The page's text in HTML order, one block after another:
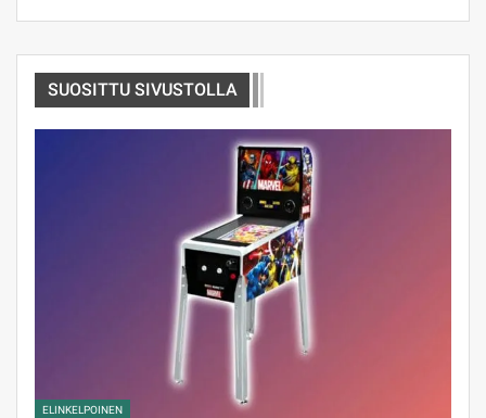
SUOSITTU SIVUSTOLLA
ELINKELPOINEN